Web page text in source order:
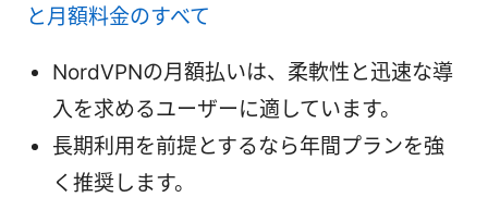
と月額料金のすべて
NordVPNの月額払いは、柔軟性と迅速な導
入を求めるユーザーに適しています。
長期利用を前提とするなら年間プランを強
く推奨します。